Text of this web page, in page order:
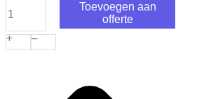
Ultimate
4.0x30/18
platverzonken
kop
Toevoegen aan
offerte